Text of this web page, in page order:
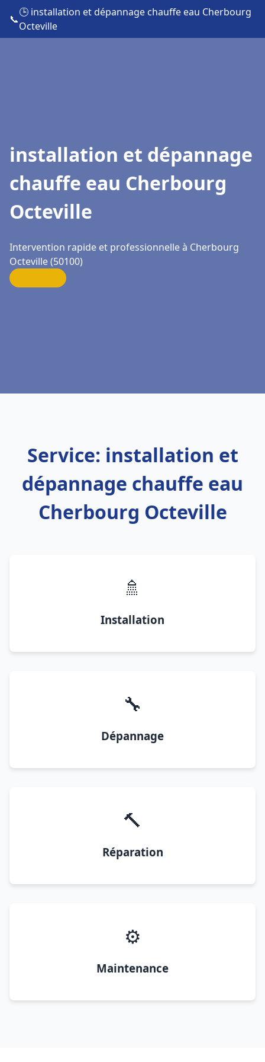
📞
🕒 installation et dépannage chauffe eau Cherbourg
Octeville
installation et dépannage
chauffe eau Cherbourg
Octeville
Intervention rapide et professionnelle à Cherbourg
Octeville (50100)
Service: installation et
dépannage chauffe eau
Cherbourg Octeville
🚿
Installation
🔧
Dépannage
🔨
Réparation
⚙️
Maintenance